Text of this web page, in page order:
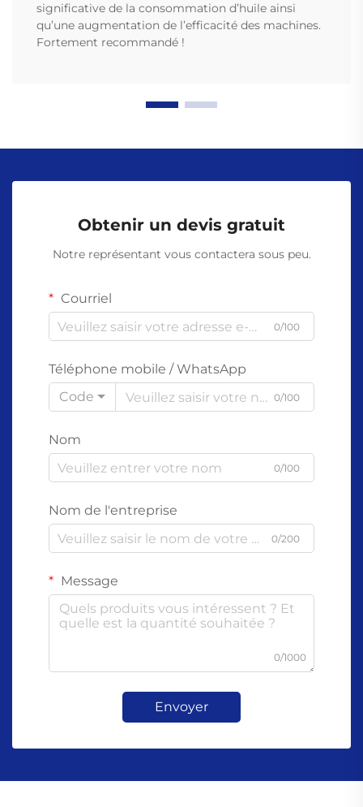
significative de la consommation d’huile ainsi
qu’une augmentation de l’efficacité des machines.
Fortement recommandé !
Obtenir un devis gratuit
Notre représentant vous contactera sous peu.
Courriel
0/100
Téléphone mobile / WhatsApp
Code
0/100
Nom
0/100
Nom de l'entreprise
0/200
Message
0/1000
Envoyer